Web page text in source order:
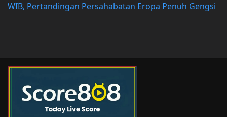
WIB, Pertandingan Persahabatan Eropa Penuh Gengsi